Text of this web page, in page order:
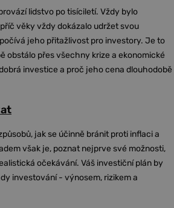
lidstvo po tisíciletí. Vždy bylo
věky vždy dokázalo udržet svou
jeho přitažlivost pro investory. Je to
obstálo přes všechny krize a ekonomické
investice a proč jeho cena dlouhodobě
jak se účinně bránit proti inflaci a
však je, poznat nejprve své možnosti,
očekávání. Váš investiční plán by
investování - výnosem, rizikem a